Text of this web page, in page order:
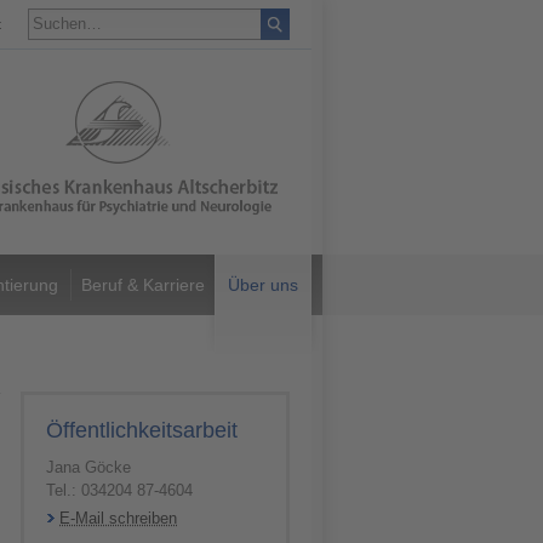
Beruf & Karriere Über uns
Öffentlichkeitsarbeit
Jana Göcke
Tel.: 034204 87-4604
E-Mail schreiben